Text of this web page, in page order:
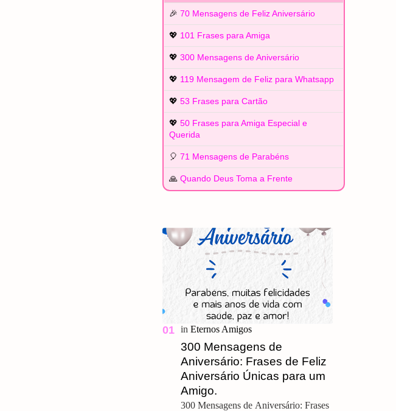
🎉 70 Mensagens de Feliz Aniversário
💖 101 Frases para Amiga
💖 300 Mensagens de Aniversário
💖 119 Mensagem de Feliz para Whatsapp
💖 53 Frases para Cartão
💖 50 Frases para Amiga Especial e
Querida
🎈 71 Mensagens de Parabéns
🙏 Quando Deus Toma a Frente
300 Mensagens de
Aniversário: Frases de Feliz
Aniversário Únicas para um
Amigo.
300 Mensagens de Aniversário: Frases